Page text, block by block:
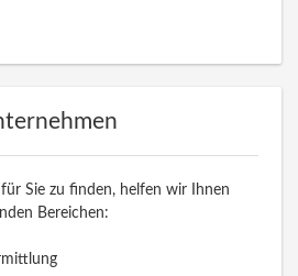
Sie zu finden, helfen wir Ihnen
Bereichen: